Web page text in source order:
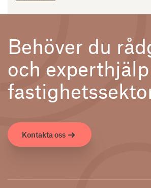
Behöver du
och
Kontakta oss